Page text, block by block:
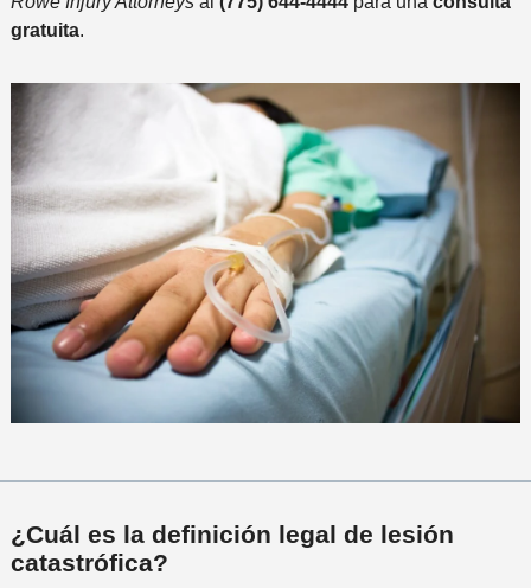
gratuita.
¿Cuál es la definición legal de lesión
catastrófica?